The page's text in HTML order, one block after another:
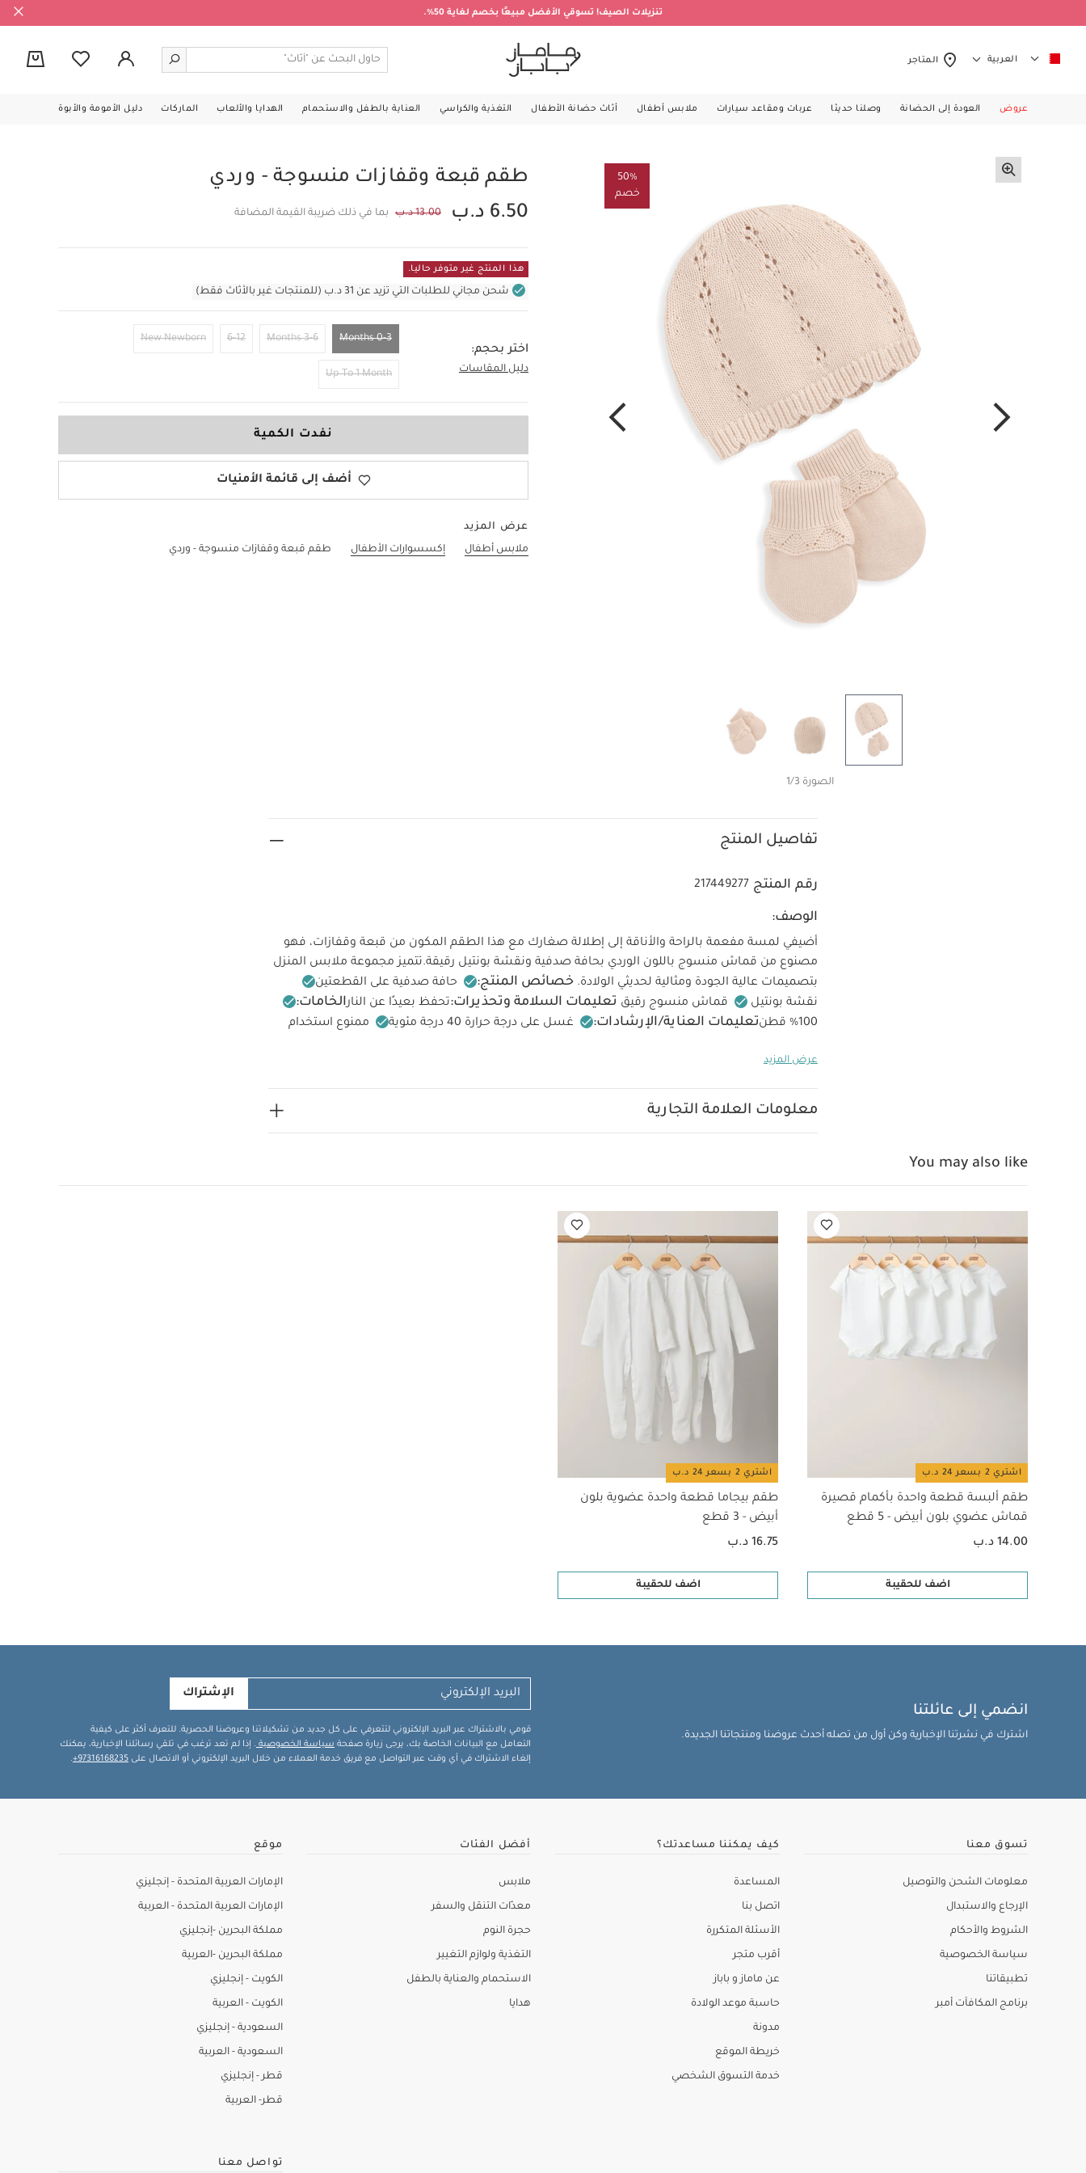
تنزيلات الصيف! تسوقي الأفضل مبيعًا بخصم لغاية 50%.
العربية المتاجر
عروض العودة إلى الحضانة وصلنا حديثا عربات ومقاعد سيارات ملابس أطفال أثاث حضانة الأطفال التغذية والكراسي العناية بالطفل والاستحمام الهدايا والألعاب الماركات دليل الأمومة والأبوة
50%
خصم
الصورة 1/3
طقم قبعة وقفازات منسوجة - وردي
6.50 د.ب
13.00 د.ب بما في ذلك ضريبة القيمة المضافة
هذا المنتج غير متوفر حاليا.
شحن مجاني للطلبات التي تزيد عن 31 د.ب (للمنتجات غير بالأثاث فقط)
اختر بحجم:
دليل المقاسات
0-3 Months
3-6 Months
6-12
New Newborn
Up To 1 Month 0-3 Months
نفدت الكمية
أضف إلى قائمة الأمنيات
عرض المزيد
ملابس أطفال
إكسسوارات الأطفال طقم قبعة وقفازات منسوجة - وردي
تفاصيل المنتج
رقم المنتج 217449277
الوصف:
أضيفي لمسة مفعمة بالراحة والأناقة إلى إطلالة صغارك مع هذا الطقم المكون من قبعة وقفازات، فهو
مصنوع من قماش منسوج باللون الوردي بحافة صدفية ونقشة بونتيل رقيقة.تتميز مجموعة ملابس المنزل
بتصميمات عالية الجودة ومثالية لحديثي الولادة. خصائص المنتج:
حافة صدفية على القطعتين
نقشة بونتيل
قماش منسوج رقيق تعليمات السلامة وتحذيرات:تحفظ بعيدًا عن النارالخامات:
100‏%‏‏ قطن تعليمات العناية/الإرشادات: غسل على درجة حرارة 40 درجة مئوية
ممنوع استخدام
تغسل الألوان الداكنة على حدة
عرض المزيد
معلومات العلامة التجارية
You may also like
اشتري 2 بسعر 24 د.ب
طقم ألبسة قطعة واحدة بأكمام قصيرة
قماش عضوي بلون أبيض - 5 قطع
14.00 د.ب
اضف للحقيبة
اشتري 2 بسعر 24 د.ب
طقم بيجاما قطعة واحدة عضوية بلون
أبيض - 3 قطع
16.75 د.ب
اضف للحقيبة
انضمي إلى عائلتنا
اشترك في نشرتنا الإخبارية وكن أول من تصله أحدث عروضنا ومنتجاتنا الجديدة.
الإشتراك
قومي بالاشتراك عبر البريد الإلكتروني لتتعرفي على كل جديد من تشكيلاتنا وعروضنا الحصرية. للتعرف أكثر على كيفية
التعامل مع البيانات الخاصة بك، يرجى زيارة صفحة سياسة الخصوصية . إذا لم تعد ترغب في تلقي رسائلنا الإخبارية، يمكنك
إلغاء الاشتراك في أي وقت عبر التواصل مع فريق خدمة العملاء من خلال البريد الإلكتروني أو الاتصال على 97316168235+
.
تسوق معنا
معلومات الشحن والتوصيل
الإرجاع والاستبدال
الشروط والأحكام
سياسة الخصوصية
تطبيقاتنا
برنامج المكافآت أمبر
كيف يمكننا مساعدتك؟
المساعدة
اتصل بنا
الأسئلة المتكررة
أقرب متجر
عن ماماز و باباز
حاسبة موعد الولادة
مدونة
خريطة الموقع
خدمة التسوق الشخصي
أفضل الفئات
ملابس
معدّات التنقل والسفر
حجرة النوم
التغذية ولوازم التغيير
الاستحمام والعناية بالطفل
هدايا
موقع
الإمارات العربية المتحدة - إنجليزي
الإمارات العربية المتحدة - العربية
مملكة البحرين -إنجليزي
مملكة البحرين -العربية
الكويت - إنجليزي
الكويت - العربية
السعودية - إنجليزي
السعودية - العربية
قطر - إنجليزي
قطر- العربية
تواصل معنا